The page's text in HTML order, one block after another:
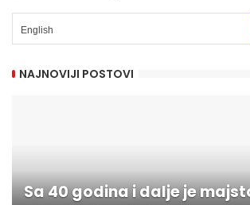
NAJNOVIJI POSTOVI
Sa 40 godina i dalje je